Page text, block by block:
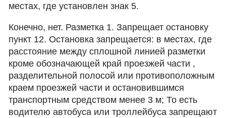
местах, где установлен знак 5.
Конечно, нет. Разметка 1. Запрещает остановку
пункт 12. Остановка запрещается: в местах, где
расстояние между сплошной линией разметки
кроме обозначающей край проезжей части ,
разделительной полосой или противоположным
краем проезжей части и остановившимся
транспортным средством менее 3 м; То есть
водителю автобуса или троллейбуса запрещают